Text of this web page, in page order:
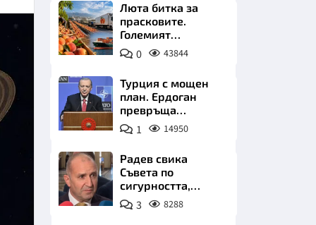
ХРАНА
ИКОНОМИКА
Люта битка за
прасковите.
Големият
победител е
Турция
0 43844
Турция с мощен
план. Ердоган
превръща
Джейхан в
петролно чудо
1 14950
Радев свика
Съвета по
сигурността,
следва ключово
изявление
3 8288